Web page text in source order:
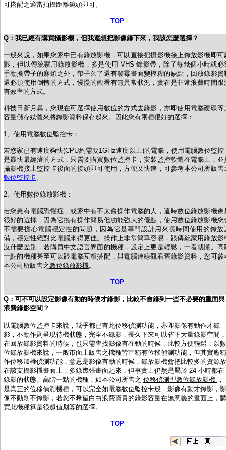
可搭配之適當拍攝距離鏡頭即可。
TOP
Q ： 我已經有購買攝影機，但我還想把影像錄下來，我該怎麼選擇？
一般來說，如果您家中已有錄放影機，可以直接把攝影機接上錄放影機即可
影，但以傳統家用錄放影機，多是使用 VHS 錄影帶，除了每幾個小時就必
手動換帶子的麻煩之外，帶子久了還有發霉畫面變模糊的缺點，回放錄影資
還必須使用倒轉的方式，慢慢的觀看有無異常狀況，實在是非常浪費時間跟
有效率的方式。
科技日新月異，您現在可選擇使用數位的方式去錄影，亦即使用電腦硬碟等
容量儲存媒體來將錄影資料保存起來。因此您有兩種很好的選擇：
1、使用電腦數位監控卡：
若您家已有速度夠快(CPU約需要1GHz速度以上)的電腦，使用電腦數位監控
是最快最經濟的方式，只需要購買數位監控卡，安裝監控軟體在電腦上，並
攝影機接上監控卡後面的接頭即可使用，方便又快速，可參考本公司所販售
數位監控卡。
2、使用數位錄放影機：
若您患有電腦恐懼症，或家中有不太會操作電腦的人，這時數位錄放影機會
很好的選擇，因為它擁有操作簡易但功能強大的優點，使用數位錄放影機您
不需要擔心電腦穩定性的問題，因為它是專門設計用來長時間使用的錄放
備，穩定性絕對比電腦來得更佳。操作上非常簡單容易，跟傳統家用錄放影
沒什麼差別，若購買中文語言界面的機種，設定上更是輕鬆，一看就懂。高
一點的機種甚至可以跟電腦互相搭配，與電腦連線觀看舊錄影資料，您可參
本公司所販售之數位錄放影機。
TOP
Q ：可不可以設定影像有動的時候才錄影，比較不會錄到一些不必要的畫面與
浪費錄影空間？
以電腦數位監控卡來說，幾乎都已有此位移偵測功能，亦即影像有動作才錄
影，不動作則呈現待機狀態，完全不錄影，長久下來可以省下大量錄影空間，
在回放錄影資料的時候，也只需查找影像有在動的時候，比較方便輕鬆；以數
位錄放影機來說，一般市面上販售之機種皆宣稱有位移偵測功能，但其實應稱
作位移加權偵測功能，意思是影像有動的時候，錄放影機會把比較多的資源放
在該支攝影機畫面上，多錄幾張畫面起來，但事實上仍然是屬於 24 小時都在
錄影的狀態。高階一點的機種，如本公司所售之 位移偵測型數位錄放影機
，
是真正的位移偵測機種，可以完全如電腦數位監控卡般，影像有動才錄影，影
像不動則不錄影，若您不希望白白浪費寶貴的錄影容量在無意義的畫面上，購
買此機種算是很超值划算的選擇。
TOP